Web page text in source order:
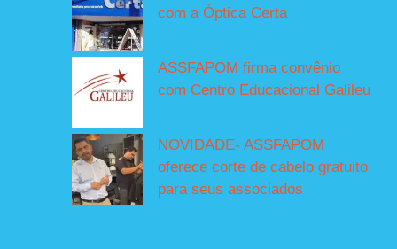
com a Óptica Certa
ASSFAPOM firma convênio
com Centro Educacional Galileu
NOVIDADE- ASSFAPOM
oferece corte de cabelo gratuito
para seus associados